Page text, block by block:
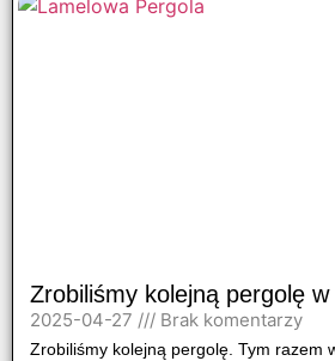
Zrobiliśmy kolejną pergolę w
2025-04-27 Brak komentarzy
Zrobiliśmy kolejną pergolę. Tym razem